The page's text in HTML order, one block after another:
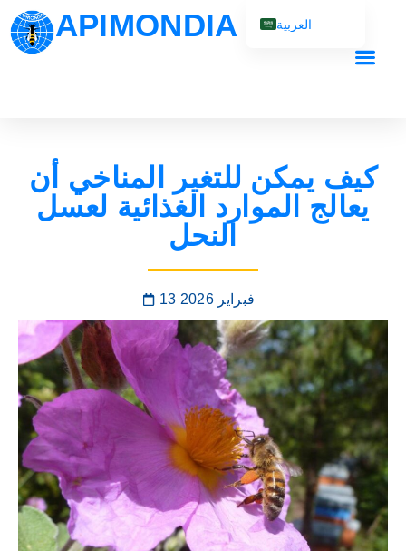
APIMONDIA
كيف يمكن للتغير المناخي أن
يعالج الموارد الغذائية لعسل
النحل
13 فبراير 2026
العربية
Русский